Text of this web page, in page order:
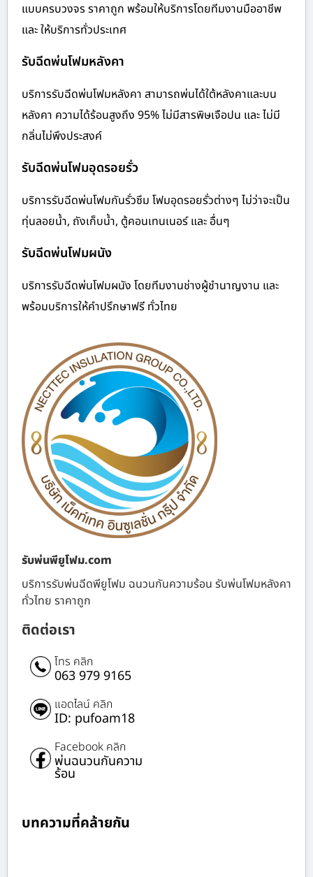
แบบครบวงจร ราคาถูก พร้อมให้บริการโดยทีมงานมืออาชีพ
และ ให้บริการทั่วประเทศ
รับฉีดพ่นโฟมหลังคา
บริการรับฉีดพ่นโฟมหลังคา สามารถพ่นได้ใต้หลังคาและบน
หลังคา ความได้ร้อนสูงถึง 95% ไม่มีสารพิษเจือปน และ ไม่มี
กลิ่นไม่พึงประสงค์
รับฉีดพ่นโฟมอุดรอยรั่ว
บริการรับฉีดพ่นโฟมกันรั่วซึม โฟมอุดรอยรั่วต่างๆ ไม่ว่าจะเป็น
ทุ่นลอยน้ำ, ถังเก็บน้ำ, ตู้คอนเทนเนอร์ และ อื่นๆ
รับฉีดพ่นโฟมผนัง
บริการรับฉีดพ่นโฟมผนัง โดยทีมงานช่างผู้ชำนาญงาน และ
พร้อมบริการให้คำปรึกษาฟรี ทั่วไทย
รับพ่นพียูโฟม.com
บริการรับพ่นฉีดพียูโฟม ฉนวนกันความร้อน รับพ่นโฟมหลังคา
ทั่วไทย ราคาถูก
ติดต่อเรา
โทร คลิก
063 979 9165
แอดไลน์ คลิก
ID: pufoam18
Facebook คลิก
พ่นฉนวนกันความ
ร้อน
บทความที่คล้ายกัน